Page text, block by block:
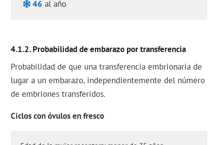
46 al año
Probabilidad de embarazo por transferencia
Probabilidad de que una transferencia embrionaria de
lugar a un embarazo, independientemente del número
de embriones transferidos.
Ciclos con óvulos en fresco